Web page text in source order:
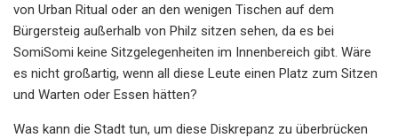
von Urban Ritual oder an den wenigen Tischen auf dem
Bürgersteig außerhalb von Philz sitzen sehen, da es bei
SomiSomi keine Sitzgelegenheiten im Innenbereich gibt. Wäre
es nicht großartig, wenn all diese Leute einen Platz zum Sitzen
und Warten oder Essen hätten?
Was kann die Stadt tun, um diese Diskrepanz zu überbrücken